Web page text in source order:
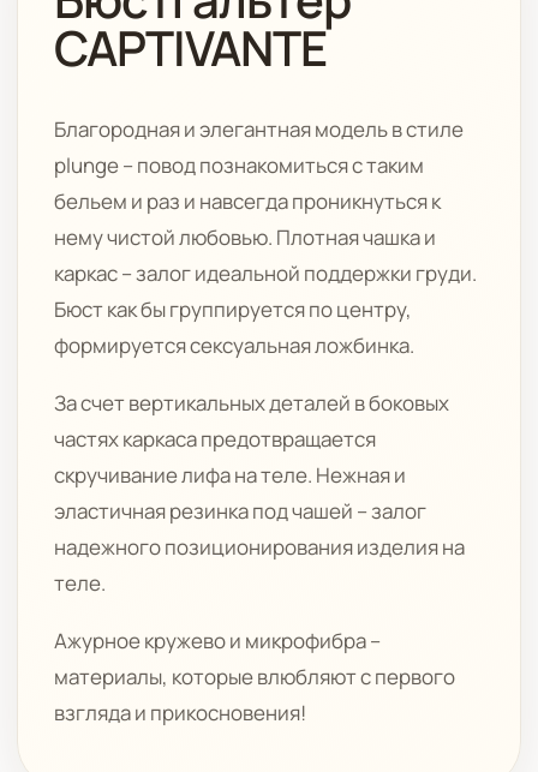
CAPTIVANTE
Благородная и элегантная модель в стиле
plunge – повод познакомиться с таким
бельем и раз и навсегда проникнуться к
нему чистой любовью. Плотная чашка и
каркас – залог идеальной поддержки груди.
Бюст как бы группируется по центру,
формируется сексуальная ложбинка.
За счет вертикальных деталей в боковых
частях каркаса предотвращается
скручивание лифа на теле. Нежная и
эластичная резинка под чашей – залог
надежного позиционирования изделия на
теле.
Ажурное кружево и микрофибра –
материалы, которые влюбляют с первого
взгляда и прикосновения!